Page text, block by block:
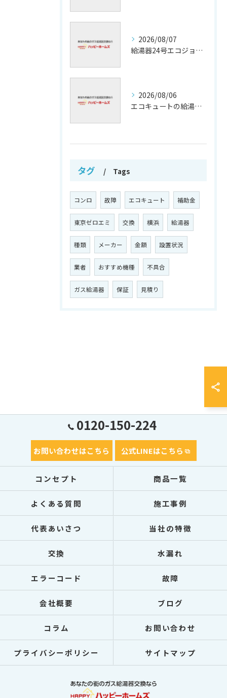
2026/08/07
給湯器24号エコジョーズの省エネ技術解説
2026/08/06
エコキュートの給湯効率と省エネ効果
タグ Tags
コンロ 故障 エコキュート 補助金
東京ゼロエミ 交換 横浜 給湯器
種類 メーカー 金額 設置状況
業者 おすすめ機種 不具合
ガス給湯器 保証 見積り
0120-150-224
お問い合わせはこちら 公式LINEはこちら
コンセプト 商品一覧
よくある質問 施工事例
代表あいさつ 当社の特徴
交換 水漏れ
エラーコード 故障
会社概要 ブログ
コラム お問い合わせ
プライバシーポリシー サイトマップ